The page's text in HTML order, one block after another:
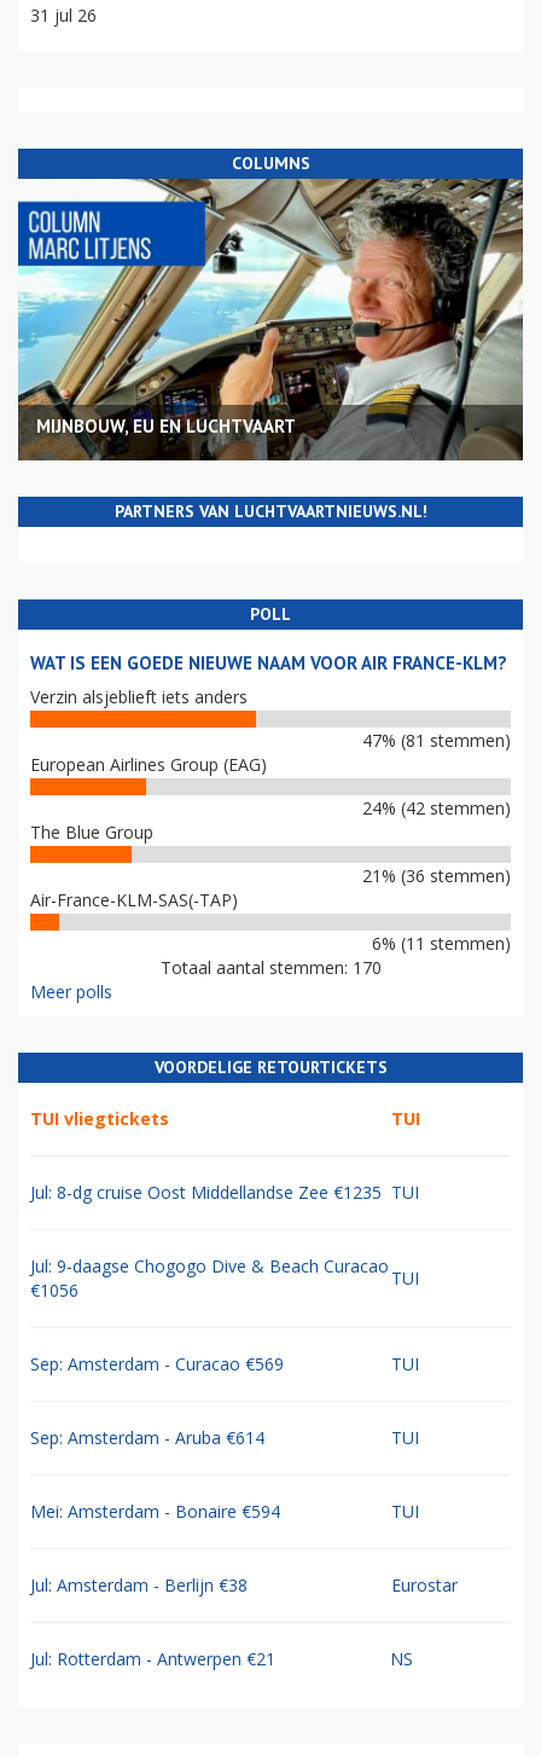
31 jul 26
COLUMNS
MIJNBOUW, EU EN LUCHTVAART
PARTNERS VAN LUCHTVAARTNIEUWS.NL!
POLL
WAT IS EEN GOEDE NIEUWE NAAM VOOR AIR FRANCE-KLM?
Verzin alsjeblieft iets anders
47% (81 stemmen)
European Airlines Group (EAG)
24% (42 stemmen)
The Blue Group
21% (36 stemmen)
Air-France-KLM-SAS(-TAP)
6% (11 stemmen)
Totaal aantal stemmen: 170
Meer polls
VOORDELIGE RETOURTICKETS
TUI vliegtickets TUI
Jul: 8-dg cruise Oost Middellandse Zee €1235 TUI
Jul: 9-daagse Chogogo Dive & Beach Curacao
€1056
TUI
Sep: Amsterdam - Curacao €569 TUI
Sep: Amsterdam - Aruba €614 TUI
Mei: Amsterdam - Bonaire €594 TUI
Jul: Amsterdam - Berlijn €38 Eurostar
Jul: Rotterdam - Antwerpen €21 NS